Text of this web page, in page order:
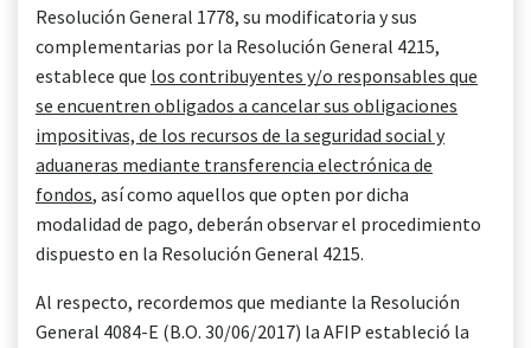
Resolución General 1778, su modificatoria y sus
complementarias por la Resolución General 4215,
establece que los contribuyentes y/o responsables que
se encuentren obligados a cancelar sus obligaciones
impositivas, de los recursos de la seguridad social y
aduaneras mediante transferencia electrónica de
fondos, así como aquellos que opten por dicha
modalidad de pago, deberán observar el procedimiento
dispuesto en la Resolución General 4215.
Al respecto, recordemos que mediante la Resolución
General 4084-E (B.O. 30/06/2017) la AFIP estableció la